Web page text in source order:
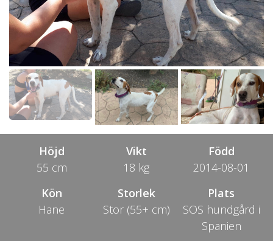
Höjd
55 cm
Vikt
18 kg
Född
2014-08-01
Kön
Hane
Storlek
Stor (55+ cm)
Plats
SOS hundgård i
Spanien